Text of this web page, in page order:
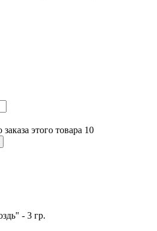
этого товара 10
- 3 гр.